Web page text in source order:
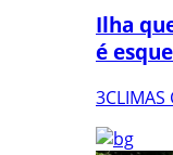
Ilha
é
3CLIMAS